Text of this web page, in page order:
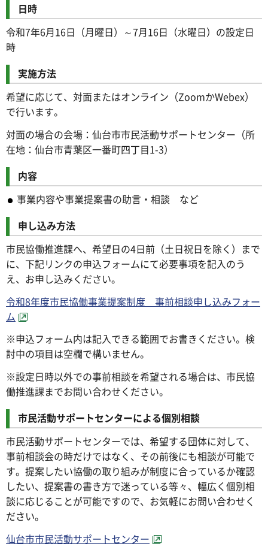
日時
令和7年6月16日（月曜日）～7月16日（水曜日）の設定日
時
実施方法
希望に応じて、対面またはオンライン（ZoomかWebex）
で行います。
対面の場合の会場：仙台市市民活動サポートセンター（所
在地：仙台市青葉区一番町四丁目1-3）
内容
事業内容や事業提案書の助言・相談 など
申し込み方法
市民協働推進課へ、希望日の4日前（土日祝日を除く）まで
に、下記リンクの申込フォームにて必要事項を記入のう
え、お申し込みください。
令和8年度市民協働事業提案制度 事前相談申し込みフォー
ム
※申込フォーム内は記入できる範囲でお書きください。検
討中の項目は空欄で構いません。
※設定日時以外での事前相談を希望される場合は、市民協
働推進課までお問い合わせください。
市民活動サポートセンターによる個別相談
市民活動サポートセンターでは、希望する団体に対して、
事前相談会の時だけではなく、その前後にも相談が可能で
す。提案したい協働の取り組みが制度に合っているか確認
したい、提案書の書き方で迷っている等々、幅広く個別相
談に応じることが可能ですので、お気軽にお問い合わせく
ださい。
仙台市市民活動サポートセンター